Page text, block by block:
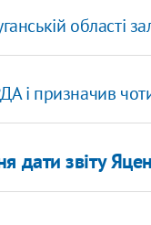
області
і призначив
дати звіту